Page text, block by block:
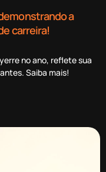
a
carreira!
no ano, reflete sua
Saiba mais!